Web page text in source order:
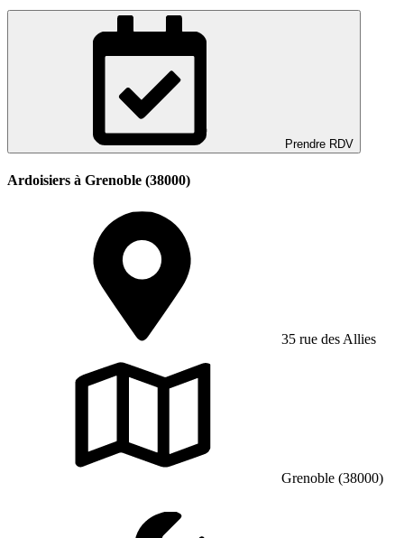
Prendre RDV
Ardoisiers à Grenoble (38000)
35 rue des Allies
Grenoble (38000)